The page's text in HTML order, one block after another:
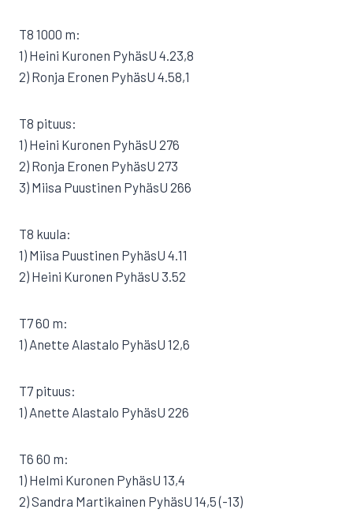
T8 1000 m:
1) Heini Kuronen PyhäsU 4.23,8
2) Ronja Eronen PyhäsU 4.58,1
T8 pituus:
1) Heini Kuronen PyhäsU 276
2) Ronja Eronen PyhäsU 273
3) Miisa Puustinen PyhäsU 266
T8 kuula:
1) Miisa Puustinen PyhäsU 4.11
2) Heini Kuronen PyhäsU 3.52
T7 60 m:
1) Anette Alastalo PyhäsU 12,6
T7 pituus:
1) Anette Alastalo PyhäsU 226
T6 60 m:
1) Helmi Kuronen PyhäsU 13,4
2) Sandra Martikainen PyhäsU 14,5 (-13)